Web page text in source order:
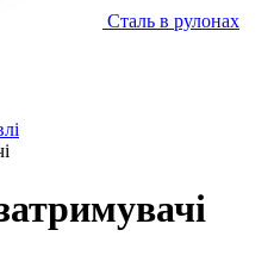
Сталь в рулонах